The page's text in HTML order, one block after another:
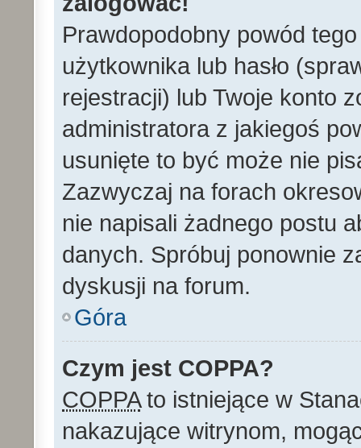
Prawdopodobny powód
użytkownika lub hasło
rejestracji) lub Twoje konto
administratora z jakiegoś
usunięte to być może nie
Zazwyczaj na forach
nie napisali żadnego postu
danych. Spróbuj ponownie
dyskusji na forum.
Góra
Czym jest COPPA?
COPPAto istniejące w
nakazujące witrynom,